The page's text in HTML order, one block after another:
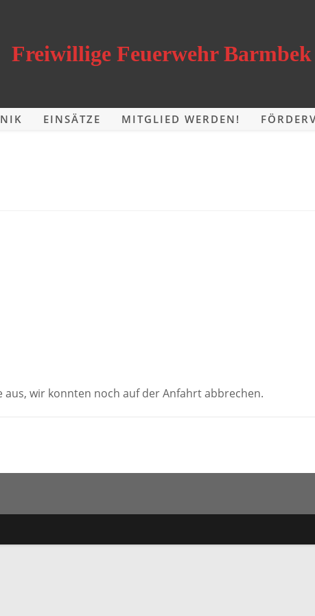
Freiwillige Feuerwehr Barmbek
EINSÄTZE MITGLIED WERDEN!
wir konnten noch auf der Anfahrt abbrechen.